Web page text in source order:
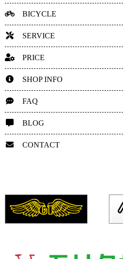
BICYCLE
SERVICE
PRICE
SHOP INFO
FAQ
BLOG
CONTACT